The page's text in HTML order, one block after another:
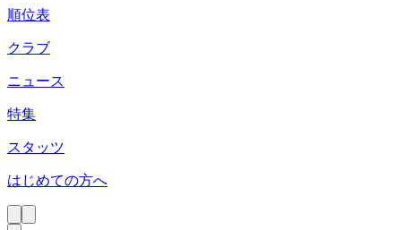
順位表
クラブ
ニュース
特集
スタッツ
はじめての方へ